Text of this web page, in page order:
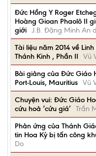
Đức Hồng Y Roger
Hoàng Gioan Phaolô II
giới J.B. Đặng Minh An
Tài liệu năm 2014 về
Thánh Kinh , Phần II
Vũ
Bài giảng của Đức Giáo
Port-Louis, Mauritius Vũ
Chuyện vui: Đức Giáo
cứu hoả ‘cứu giá’ Trần
Phản ứng của Thánh
tin Hoa Kỳ bị tấn công
Do